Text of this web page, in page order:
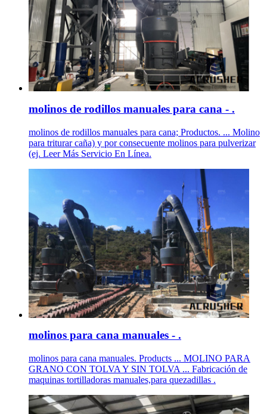
molinos de rodillos manuales para cana - .
molinos de rodillos manuales para cana; Productos. ... Molino
para triturar caña) y por consecuente molinos para pulverizar
(ej. Leer Más Servicio En Línea.
molinos para cana manuales - .
molinos para cana manuales. Products ... MOLINO PARA
GRANO CON TOLVA Y SIN TOLVA ... Fabricación de
maquinas tortilladoras manuales,para quezadillas .